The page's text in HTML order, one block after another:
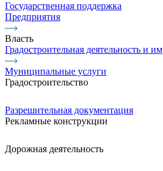
Государственная поддержка
Предприятия
Власть
Градостроительная деятельность и
Муниципальные услуги
Градостроительство
Разрешительная документация
Рекламные конструкции
Дорожная деятельность